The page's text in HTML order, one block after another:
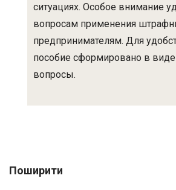
ситуациях. Особое внимание
вопросам применения
предпринимателям. Для
пособие сформировано в виде
вопросы.
Поширити